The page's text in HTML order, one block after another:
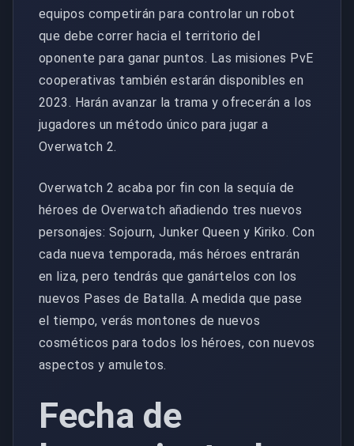
equipos competirán para controlar un robot
que debe correr hacia el territorio del
oponente para ganar puntos. Las misiones PvE
cooperativas también estarán disponibles en
2023. Harán avanzar la trama y ofrecerán a los
jugadores un método único para jugar a
Overwatch 2.
Overwatch 2 acaba por fin con la sequía de
héroes de Overwatch añadiendo tres nuevos
personajes: Sojourn, Junker Queen y Kiriko. Con
cada nueva temporada, más héroes entrarán
en liza, pero tendrás que ganártelos con los
nuevos Pases de Batalla. A medida que pase
el tiempo, verás montones de nuevos
cosméticos para todos los héroes, con nuevos
aspectos y amuletos.
Fecha de